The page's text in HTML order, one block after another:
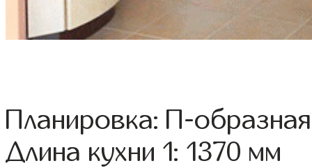
Планировка: П-образная
Длина кухни 1: 1370 мм